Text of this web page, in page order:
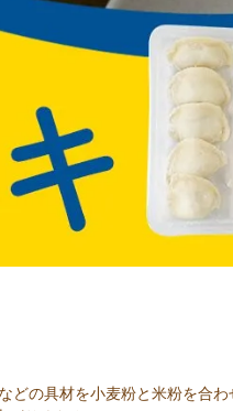
の具材を小麦粉と米粉を合